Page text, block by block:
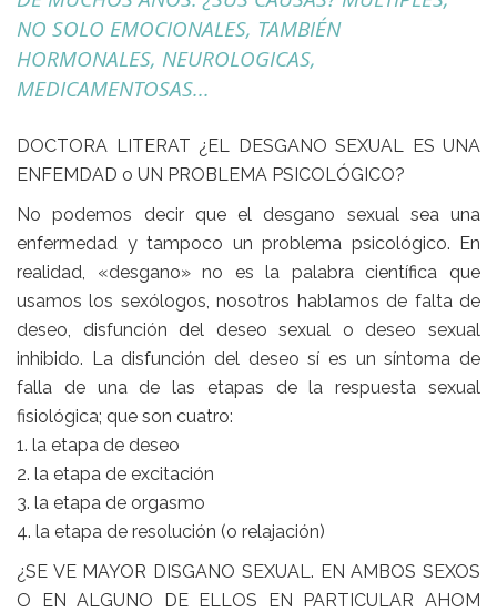
NO SOLO EMOCIONALES, TAMBIÉN
HORMONALES, NEUROLOGICAS,
MEDICAMENTOSAS...
DOCTORA LITERAT ¿EL DESGANO SEXUAL ES UNA
ENFEMDAD o UN PROBLEMA PSICOLÓGICO?
No podemos decir que el desgano sexual sea una
enfermedad y tampoco un problema psicológico. En
realidad, «desgano» no es la palabra científica que
usamos los sexólogos, nosotros hablamos de falta de
deseo, disfunción del deseo sexual o deseo sexual
inhibido. La disfunción del deseo sí es un síntoma de
falla de una de las etapas de la respuesta sexual
fisiológica; que son cuatro:
1. la etapa de deseo
2. la etapa de excitación
3. la etapa de orgasmo
4. la etapa de resolución (o relajación)
¿SE VE MAYOR DISGANO SEXUAL. EN AMBOS SEXOS
O EN ALGUNO DE ELLOS EN PARTICULAR AHOM